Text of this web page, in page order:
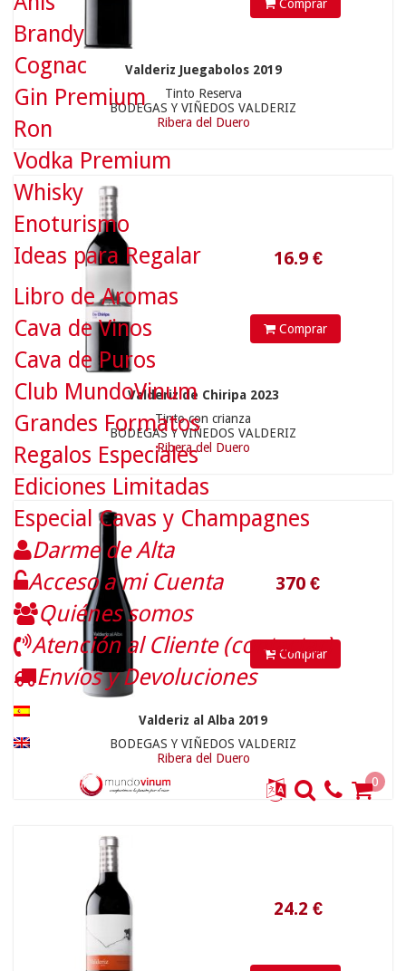
Comprar
Valderiz Juegabolos 2019
Tinto Reserva
BODEGAS Y VIÑEDOS VALDERIZ
Ribera del Duero
16.9€
Comprar
Valderiz de Chiripa 2023
Tinto con crianza
BODEGAS Y VIÑEDOS VALDERIZ
Ribera del Duero
Comprar
Valderiz al Alba 2019
BODEGAS Y VIÑEDOS VALDERIZ
Ribera del Duero
32.5€
Brandy
Cognac
Gin Premium
Ron
Vodka Premium
Whisky
Enoturismo
Ideas para Regalar
Libro de Aromas
Cava de Vinos
Cava de Puros
Club MundoVinum
Grandes Formatos
Regalos Especiales
Ediciones Limitadas
Especial Cavas y Champagnes
Darme de Alta
Acceso a mi Cuenta
Quiénes somos
Atención al Cliente (contactar)
Envíos y Devoluciones
0